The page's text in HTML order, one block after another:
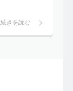
続きを読む